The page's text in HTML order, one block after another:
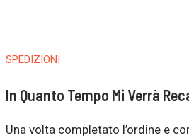
SPEDIZIONI
In Quanto Tempo Mi Verrà
Una volta completato l’ordine e